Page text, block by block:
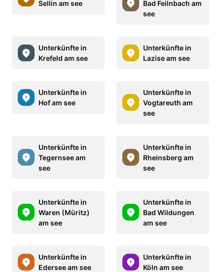
Sellin am see
Bad Feilnbach am
see
Unterkünfte in
Krefeld am see
Unterkünfte in
Lazise am see
Unterkünfte in
Hof am see
Unterkünfte in
Vogtareuth am
see
Unterkünfte in
Tegernsee am
see
Unterkünfte in
Rheinsberg am
see
Unterkünfte in
Waren (Müritz)
am see
Unterkünfte in
Bad Wildungen
am see
Unterkünfte in
Edersee am see
Unterkünfte in
Köln am see